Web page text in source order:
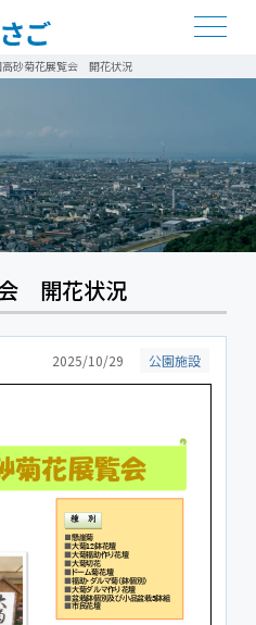
高砂菊花展覧会 開花状況
開花状況
2025/10/29 公園施設